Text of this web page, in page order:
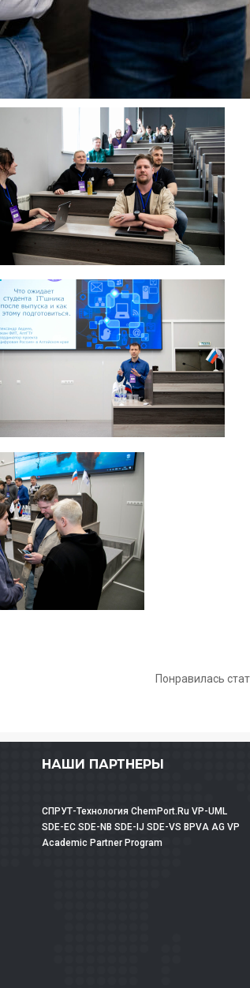
Понравилась
НАШИ ПАРТНЕРЫ
СПРУТ-Технология ChemPort.Ru VP-UML
SDE-EC SDE-NB SDE-IJ SDE-VS BPVA AG VP
Academic Partner Program